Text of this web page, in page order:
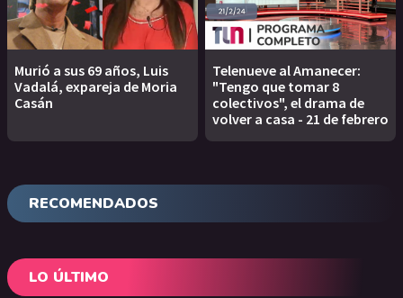
Murió a sus 69 años, Luis
Vadalá, expareja de Moria
Casán
Telenueve al Amanecer:
"Tengo que tomar 8
colectivos", el drama de
volver a casa - 21 de febrero
RECOMENDADOS
LO ÚLTIMO